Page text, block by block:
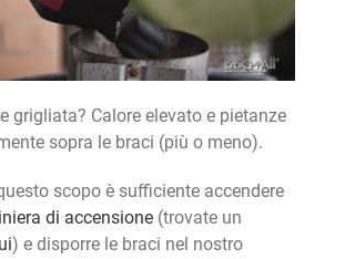
grigliata? Calore elevato e pietanze
sopra le braci (più o meno).
scopo è sufficiente accendere
di accensione(trovate un
) e disporre le braci nel nostro